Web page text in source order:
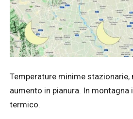
Temperature minime stazionarie,
aumento in pianura. In montagna
termico.